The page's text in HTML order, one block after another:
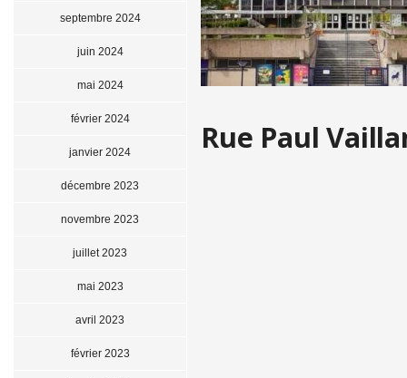
Rue Paul
septembre 2024
juin 2024
mai 2024
février 2024
janvier 2024
décembre 2023
novembre 2023
juillet 2023
mai 2023
avril 2023
février 2023